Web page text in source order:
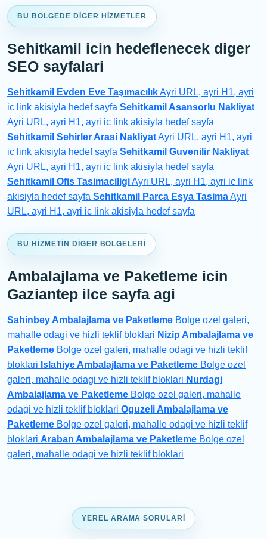
BU BOLGEDE DIGER HIZMETLER
Sehitkamil icin hedeflenecek diger
SEO sayfalari
Sehitkamil Evden Eve TaşımacılıkAyri URL, ayri H1, ayri
ic link akisiyla hedef sayfa Sehitkamil Asansorlu Nakliyat
Ayri URL, ayri H1, ayri ic link akisiyla hedef sayfa
Sehitkamil Sehirler Arasi NakliyatAyri URL, ayri H1, ayri
ic link akisiyla hedef sayfa Sehitkamil Guvenilir Nakliyat
Ayri URL, ayri H1, ayri ic link akisiyla hedef sayfa
Sehitkamil Ofis TasimaciligiAyri URL, ayri H1, ayri ic link
akisiyla hedef sayfa Sehitkamil Parca Esya TasimaAyri
URL, ayri H1, ayri ic link akisiyla hedef sayfa
BU HIZMETIN DIGER BOLGELERI
Ambalajlama ve Paketleme icin
Gaziantep ilce sayfa agi
Sahinbey Ambalajlama ve Paketleme Bolge ozel galeri,
mahalle odagi ve hizli teklif bloklari Nizip Ambalajlama ve
Paketleme Bolge ozel galeri, mahalle odagi ve hizli teklif
bloklari Islahiye Ambalajlama ve Paketleme Bolge ozel
galeri, mahalle odagi ve hizli teklif bloklari Nurdagi
Ambalajlama ve Paketleme Bolge ozel galeri, mahalle
odagi ve hizli teklif bloklari Oguzeli Ambalajlama ve
Paketleme Bolge ozel galeri, mahalle odagi ve hizli teklif
bloklari Araban Ambalajlama ve Paketleme Bolge ozel
galeri, mahalle odagi ve hizli teklif bloklari
YEREL ARAMA SORULARI